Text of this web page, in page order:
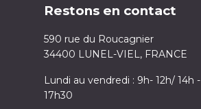
Restons en contact
590 rue du Roucagnier
34400 LUNEL-VIEL, FRANCE
Lundi au vendredi : 9h- 12h/ 14h -
17h30